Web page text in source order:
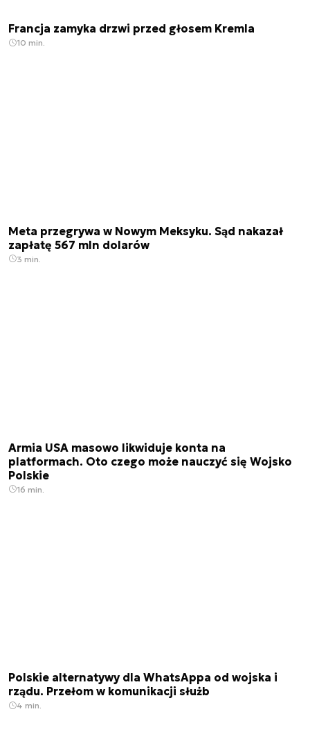
Francja zamyka drzwi przed głosem Kremla
10 min.
Meta przegrywa w Nowym Meksyku. Sąd nakazał
zapłatę 567 mln dolarów
3 min.
Armia USA masowo likwiduje konta na
platformach. Oto czego może nauczyć się Wojsko
Polskie
16 min.
Polskie alternatywy dla WhatsAppa od wojska i
rządu. Przełom w komunikacji służb
4 min.